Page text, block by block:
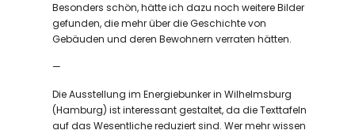
Besonders schön, hätte ich dazu noch weitere Bilder
gefunden, die mehr über die Geschichte von
Gebäuden und deren Bewohnern verraten hätten.
—
Die Ausstellung im Energiebunker in Wilhelmsburg
(Hamburg) ist interessant gestaltet, da die Texttafeln
auf das Wesentliche reduziert sind. Wer mehr wissen